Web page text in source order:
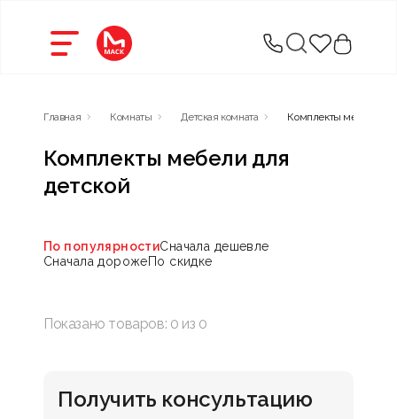
Главная Комнаты Детская комната Комплекты мебели
Комплекты мебели для
детской
По популярностиСначала дешевле
Сначала дорожеПо скидке
Показано товаров: 0 из 0
Получить консультацию